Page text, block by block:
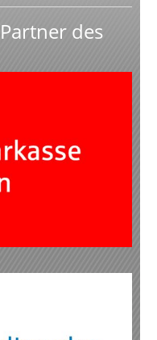
des